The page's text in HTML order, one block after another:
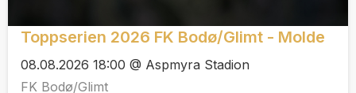
Toppserien 2026 FK Bodø/Glimt - Molde
08.08.2026 18:00 @ Aspmyra Stadion
FK Bodø/Glimt